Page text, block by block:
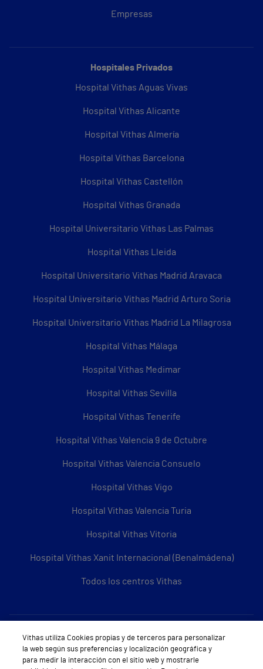
Empresas
Hospitales Privados
Hospital Vithas Aguas Vivas
Hospital Vithas Alicante
Hospital Vithas Almería
Hospital Vithas Barcelona
Hospital Vithas Castellón
Hospital Vithas Granada
Hospital Universitario Vithas Las Palmas
Hospital Vithas Lleida
Hospital Universitario Vithas Madrid Aravaca
Hospital Universitario Vithas Madrid Arturo Soria
Hospital Universitario Vithas Madrid La Milagrosa
Hospital Vithas Málaga
Hospital Vithas Medimar
Hospital Vithas Sevilla
Hospital Vithas Tenerife
Hospital Vithas Valencia 9 de Octubre
Hospital Vithas Valencia Consuelo
Hospital Vithas Vigo
Hospital Vithas Valencia Turia
Hospital Vithas Vitoria
Hospital Vithas Xanit Internacional (Benalmádena)
Todos los centros Vithas
Sobre Vithas
Quiénes somos
Vithas utiliza Cookies propias y de terceros para personalizar
la web según sus preferencias y localización geográfica y
para medir la interacción con el sitio web y mostrarle